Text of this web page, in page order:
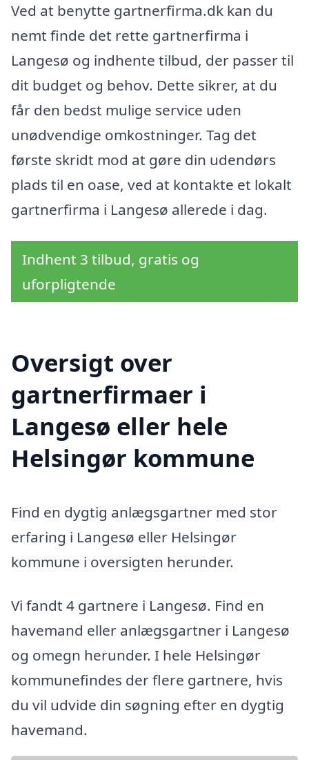
Ved at benytte gartnerfirma.dk kan du
nemt finde det rette gartnerfirma i
Langesø og indhente tilbud, der passer til
dit budget og behov. Dette sikrer, at du
får den bedst mulige service uden
unødvendige omkostninger. Tag det
første skridt mod at gøre din udendørs
plads til en oase, ved at kontakte et lokalt
gartnerfirma i Langesø allerede i dag.
Indhent 3 tilbud, gratis og
uforpligtende
Oversigt over
gartnerfirmaer i
Langesø eller hele
Helsingør kommune
Find en dygtig anlægsgartner med stor
erfaring i Langesø eller Helsingør
kommune i oversigten herunder.
Vi fandt 4 gartnere i Langesø. Find en
havemand eller anlægsgartner i Langesø
og omegn herunder. I hele Helsingør
kommunefindes der flere gartnere, hvis
du vil udvide din søgning efter en dygtig
havemand.